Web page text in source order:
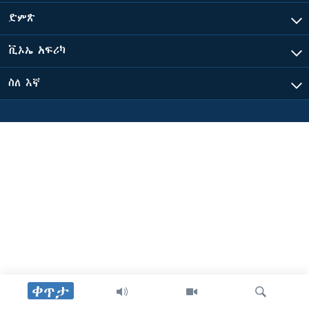
ቋንቋዎች
ቀጥታ
ድምጽ
ቪኦኤ አፍሪካ
ስለ እኛ